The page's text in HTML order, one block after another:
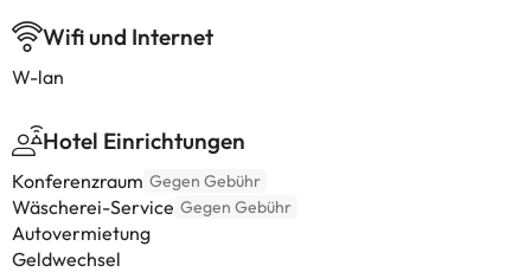
Wifi und Internet
W-lan
Hotel Einrichtungen
Konferenzraum Gegen Gebühr
Wäscherei-Service Gegen Gebühr
Autovermietung
Geldwechsel